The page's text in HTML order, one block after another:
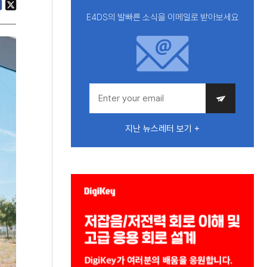
E4DS의 발빠른 소식을 이메일로 받아보세요
지난 뉴스레터 보기 +